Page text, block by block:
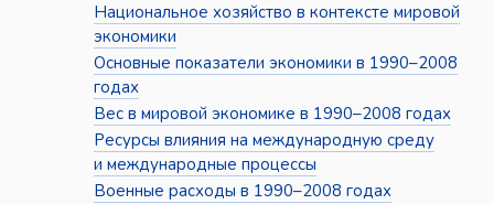
Национальное хозяйство в контексте мировой
экономики
Основные показатели экономики в 1990–2008
годах
Вес в мировой экономике в 1990–2008 годах
Ресурсы влияния на международную среду
и международные процессы
Военные расходы в 1990–2008 годах